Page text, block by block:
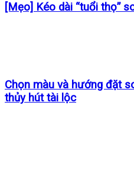
[Mẹo] Kéo dài “tuổi thọ”
Chọn màu và hướng đặt
thủy hút tài lộc